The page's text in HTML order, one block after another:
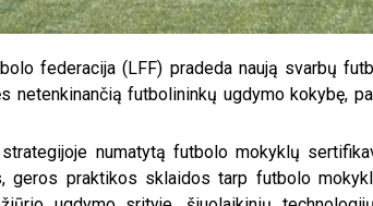
federacija (LFF) pradeda naują svarbų
netenkinančią futbolininkų ugdymo kokybę,
numatytą futbolo mokyklų
geros praktikos sklaidos tarp futbolo